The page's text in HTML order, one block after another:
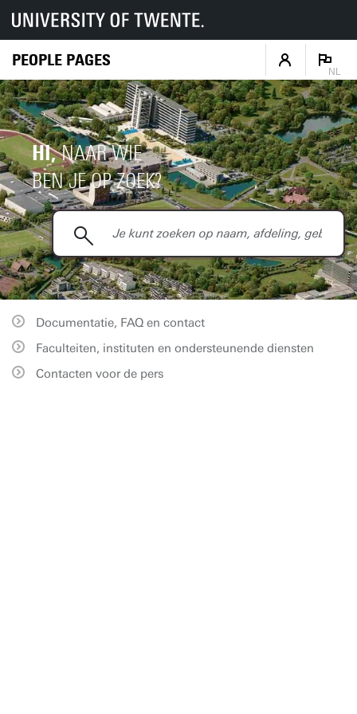
PEOPLE PAGES
NL
HI,NAAR WIE
BEN JE OP ZOEK?
Documentatie, FAQ en contact
Faculteiten, instituten en ondersteunende diensten
Contacten voor de pers